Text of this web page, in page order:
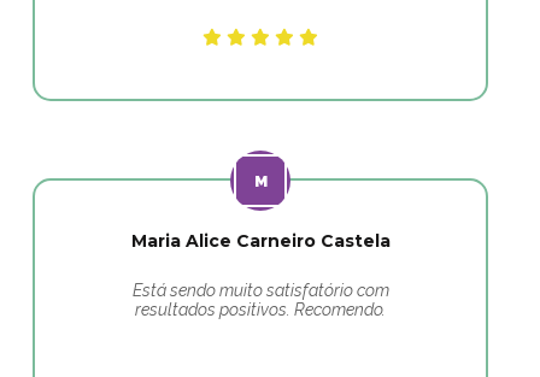
Maria Alice Carneiro Castela
Está sendo muito satisfatório com
resultados positivos. Recomendo.